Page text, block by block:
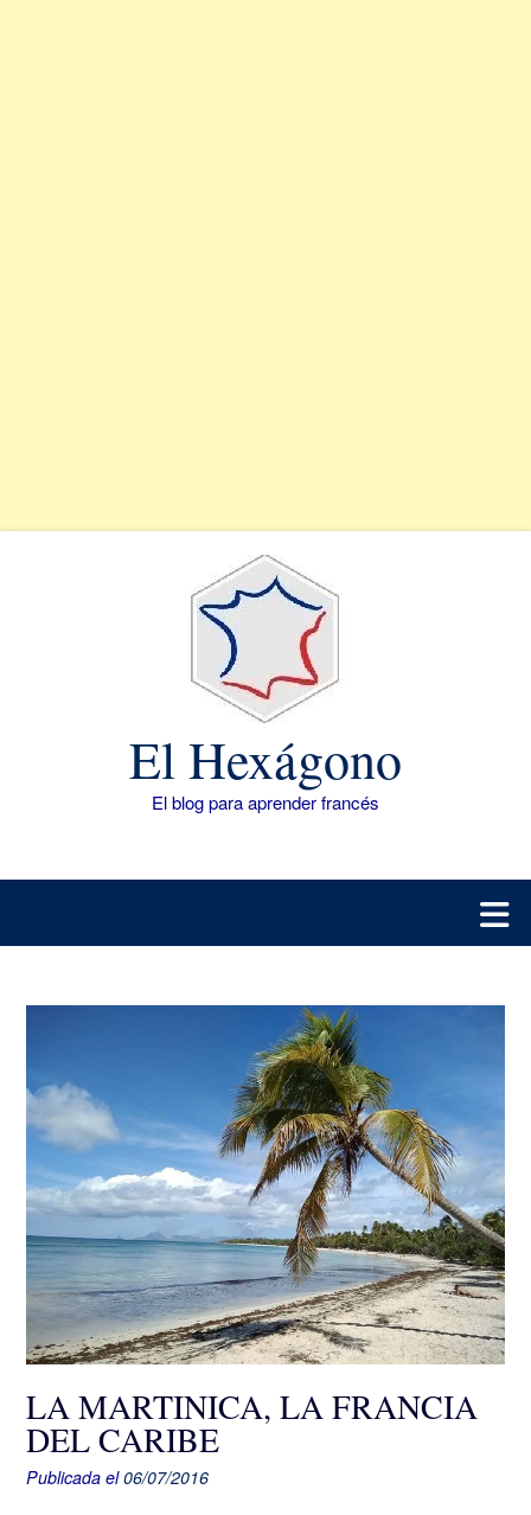
El Hexágono
El blog para aprender francés
LA MARTINICA, LA FRANCIA
DEL CARIBE
Publicada el06/07/2016